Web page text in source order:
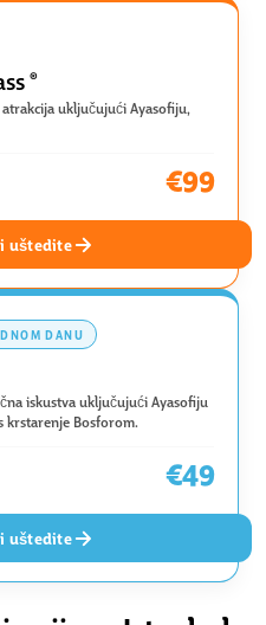
®
uključujući Ayasofiju,
€99
uštedite
DANU
iskustva uključujući Ayasofiju
krstarenje Bosforom.
€49
uštedite